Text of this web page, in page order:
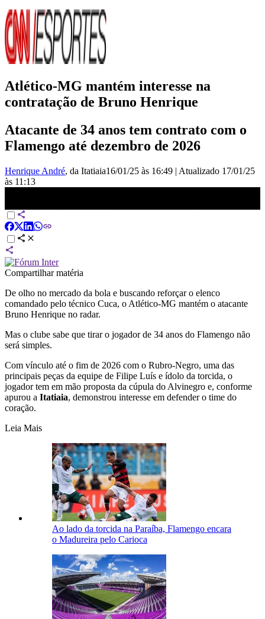
Atlético-MG mantém interesse na
contratação de Bruno Henrique
Atacante de 34 anos tem contrato com o
Flamengo até dezembro de 2026
Henrique André, da Itatiaia16/01/25 às 16:49 | Atualizado 17/01/25
às 11:13
Compartilhar matéria
De olho no mercado da bola e buscando reforçar o elenco
comandado pelo técnico Cuca, o Atlético-MG mantém o atacante
Bruno Henrique no radar.
Mas o clube sabe que tirar o jogador de 34 anos do Flamengo não
será simples.
Com vínculo até o fim de 2026 com o Rubro-Negro, uma das
principais peças da equipe de Filipe Luís e ídolo da torcida, o
jogador tem em mão proposta da cúpula do Alvinegro e, conforme
apurou a Itatiaia, demonstrou interesse em defender o time do
coração.
Leia Mais
Ao lado da torcida na Paraíba, Flamengo encara
o Madureira pelo Carioca